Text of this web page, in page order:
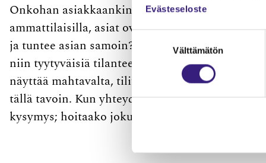
Evästeseloste
valinta
Välttämätön
Onkohan asiakkaankin mielestä kaikki yhtä
ammattilaisilla, asiat ovat hallussa ja flow
ja tuntee asian samoin? Usein käy niin, että
niin tyytyväisiä tilanteeseen, että unohdamme
näyttää mahtavalta, tilit täsmäävät eikä
tällä tavoin. Kun yhteydenpito jää, eikä
kysymys; hoitaako joku minun asioitani?